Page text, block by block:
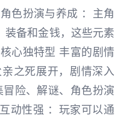
色扮演与养成 ：主角
装备和金钱，这些元素
心独特型 丰富的剧情
之死展开，剧情深入
险、解谜、角色扮演
动性强 ：玩家可以通